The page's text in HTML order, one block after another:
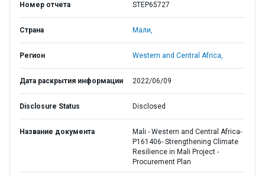
Номер отчета STEP65727
Страна Мали,
Регион Western and Central Africa,
Дата раскрытия информации 2022/06/09
Disclosure Status Disclosed
Название документа
Mali - Western and Central Africa-
P161406- Strengthening Climate
Resilience in Mali Project -
Procurement Plan